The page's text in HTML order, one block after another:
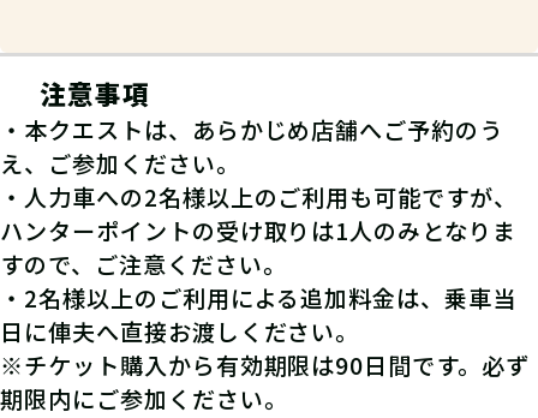
注意事項
・本クエストは、あらかじめ店舗へご予約のう
え、ご参加ください。
・人力車への2名様以上のご利用も可能ですが、
ハンターポイントの受け取りは1人のみとなりま
すので、ご注意ください。
・2名様以上のご利用による追加料金は、乗車当
日に俥夫へ直接お渡しください。
※チケット購入から有効期限は90日間です。必ず
期限内にご参加ください。